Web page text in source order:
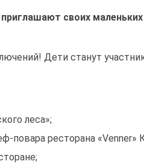
своих
Дети станут
леса»;
повара ресторана «Venner»